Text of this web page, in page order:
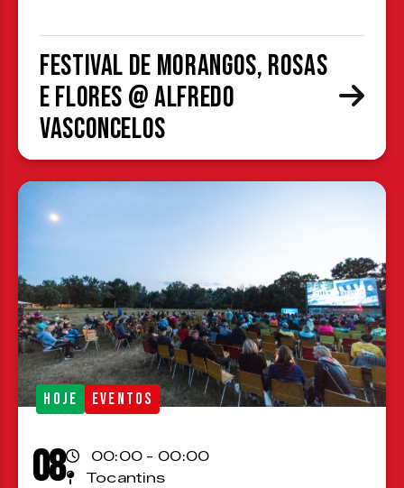
Festival de Morangos, Rosas
e Flores @ Alfredo
Vasconcelos
HOJE EVENTOS
08
00:00 - 00:00
Tocantins